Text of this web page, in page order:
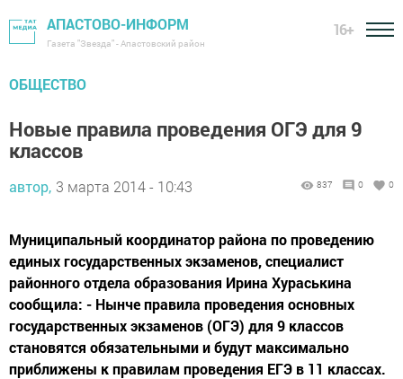
АПАСТОВО-ИНФОРМ
Газета "Звезда" - Апастовский район
16+
ОБЩЕСТВО
Новые правила проведения ОГЭ для 9
классов
автор, 3 марта 2014 - 10:43 837 0 0
Муниципальный координатор района по проведению
единых государственных экзаменов, специалист
районного отдела образования Ирина Хураськина
сообщила: - Нынче правила проведения основных
государственных экзаменов (ОГЭ) для 9 классов
становятся обязательными и будут максимально
приближены к правилам проведения ЕГЭ в 11 классах.